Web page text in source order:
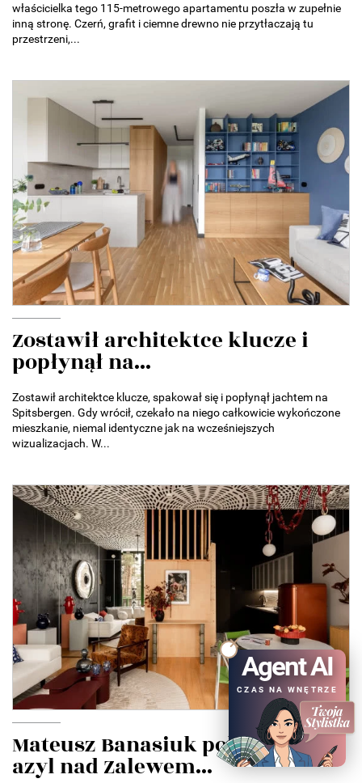
właścicielka tego 115-metrowego apartamentu poszła w zupełnie
inną stronę. Czerń, grafit i ciemne drewno nie przytłaczają tu
przestrzeni,...
Zostawił architektce klucze i
popłynął na...
Zostawił architektce klucze, spakował się i popłynął jachtem na
Spitsbergen. Gdy wrócił, czekało na niego całkowicie wykończone
mieszkanie, niemal identyczne jak na wcześniejszych
wizualizacjach. W...
Mateusz Banasiuk pokazał swój
azyl nad Zalewem...
Agent AI
CZAS NA WNĘTRZE